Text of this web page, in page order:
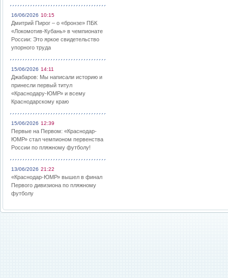
16/06/2026 10:15
Дмитрий Пирог – о «бронзе» ПБК
«Локомотив-Кубань» в чемпионате
России: Это яркое свидетельство
упорного труда
15/06/2026 14:11
Джабаров: Мы написали историю и
принесли первый титул
«Краснодару-ЮМР» и всему
Краснодарскому краю
15/06/2026 12:39
Первые на Первом: «Краснодар-
ЮМР» стал чемпионом первенства
России по пляжному футболу!
13/06/2026 21:22
«Краснодар-ЮМР» вышел в финал
Первого дивизиона по пляжному
футболу